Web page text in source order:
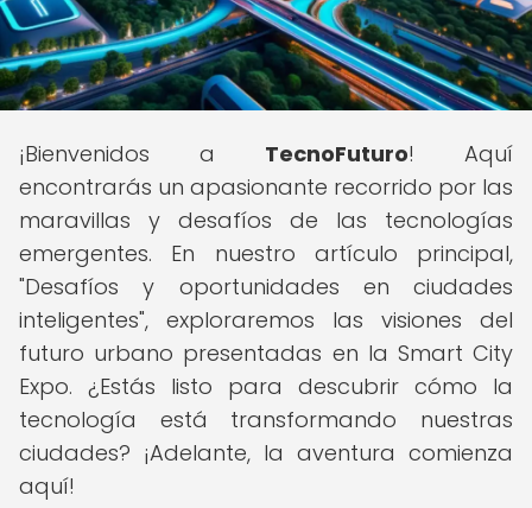
¡Bienvenidos a TecnoFuturo! Aquí
encontrarás un apasionante recorrido por las
maravillas y desafíos de las tecnologías
emergentes. En nuestro artículo principal,
"Desafíos y oportunidades en ciudades
inteligentes", exploraremos las visiones del
futuro urbano presentadas en la Smart City
Expo. ¿Estás listo para descubrir cómo la
tecnología está transformando nuestras
ciudades? ¡Adelante, la aventura comienza
aquí!